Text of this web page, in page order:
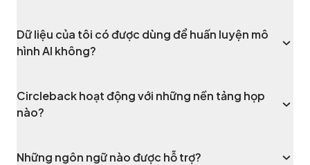
Dữ liệu của tôi có được dùng để huấn luyện mô
hình AI không?
Circleback hoạt động với những nền tảng họp
nào?
Những ngôn ngữ nào được hỗ trợ?